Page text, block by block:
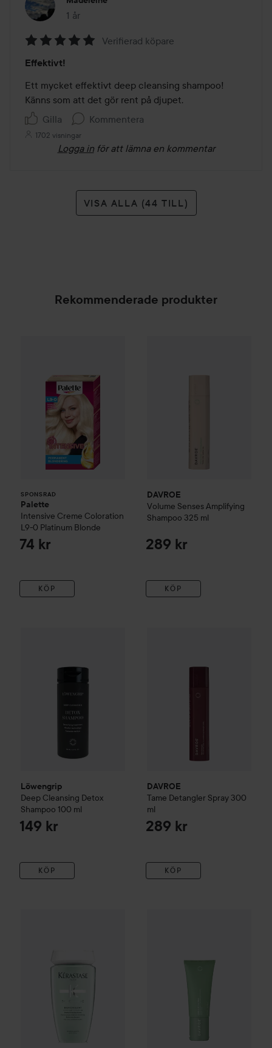
1 år
Inlägget skapades 1 år
5
av
5
Verifierad köpare
Effektivt!
Ett mycket effektivt deep cleansing shampoo!
Känns som att det gör rent på djupet.
Gilla
Kommentera
1702 visningar
Logga in för att lämna en kommentar
VISA ALLA (44 TILL)
Rekommenderade produkter
SPONSRAD
Palette
Intensive Creme Coloration
L9-0 Platinum Blonde
74 kr
KÖP
DAVROE
Volume Senses Amplifying
Shampoo 325 ml
289 kr
KÖP
Löwengrip
Deep Cleansing Detox
Shampoo 100 ml
149 kr
KÖP
DAVROE
Tame Detangler Spray 300
ml
289 kr
KÖP